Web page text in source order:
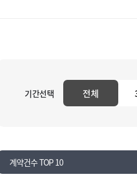
기간선택 전체
계약건수 TOP 10